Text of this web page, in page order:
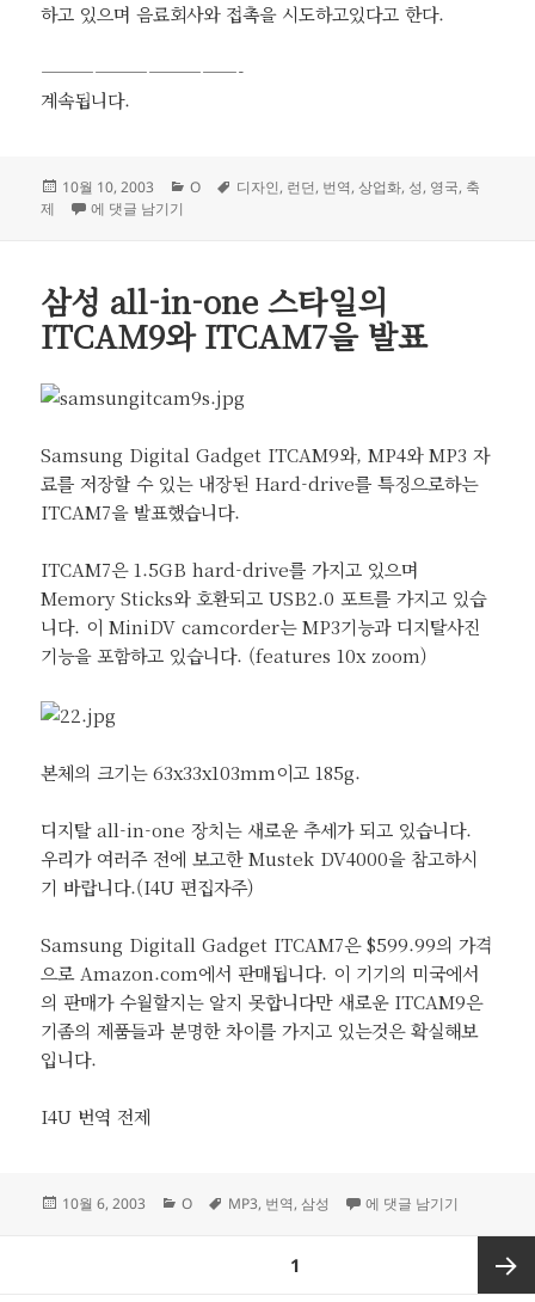
하고 있으며 음료회사와 접촉을 시도하고있다고 한다.
———————————-
계속됩니다.
작
성
10월 10, 2003
카
O
태
디자인, 런던, 번역,상업화, 성, 영국, 축
제
2003 London Design Festival (1)
에 댓글 남기기
삼성 all-in-one 스타일의
ITCAM9와 ITCAM7을 발표
Samsung Digital Gadget ITCAM9와, MP4와 MP3 자
료를 저장할 수 있는 내장된 Hard-drive를 특징으로하는
ITCAM7을 발표했습니다.
ITCAM7은 1.5GB hard-drive를 가지고 있으며
Memory Sticks와 호환되고 USB2.0 포트를 가지고 있습
니다. 이 MiniDV camcorder는 MP3기능과 디지탈사진
기능을 포함하고 있습니다. (features 10x zoom)
본체의 크기는 63x33x103mm이고 185g.
디지탈 all-in-one 장치는 새로운 추세가 되고 있습니다.
우리가 여러주 전에 보고한 Mustek DV4000을 참고하시
기 바랍니다.(I4U 편집자주)
Samsung Digitall Gadget ITCAM7은 $599.99의 가격
으로 Amazon.com에서 판매됩니다. 이 기기의 미국에서
의 판매가 수월할지는 알지 못합니다만 새로운 ITCAM9은
기좀의 제품들과 분명한 차이를 가지고 있는것은 확실해보
입니다.
I4U 번역 전제
작
10월 6, 2003
카
O
태
MP3, 번역,삼성 삼성 all-in-one 스타일의
에 댓글 남기기
1